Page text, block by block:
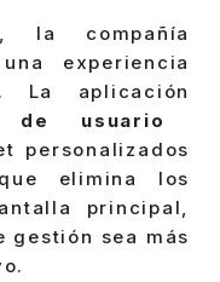
la compañía
experiencia
La aplicación
de usuario
personalizados
elimina los
principal,
gestión sea más